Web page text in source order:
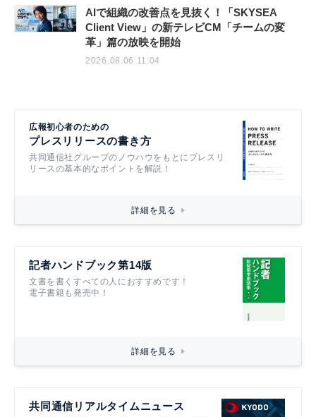
AIで組織の改善点を見抜く！「SKYSEA
Client View」の新テレビCM「チームの変
革」篇の放映を開始
2026.08.06 11:04
広報初心者のための
プレスリリースの書き方
共同通信社グループのノウハウをもとにプレスリ
リースの基本的なポイントを解説！
詳細を見る
記者ハンドブック第14版
文書を書くすべての人におすすめです！
電子書籍も発売中！
詳細を見る
共同通信リアルタイムニュース